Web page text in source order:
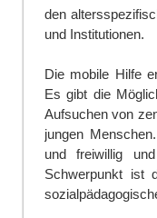
den
und Institutionen.
Die mobile Hilfe
Es gibt die
Aufsuchen von
jungen
und freiwillig
Schwerpunkt ist